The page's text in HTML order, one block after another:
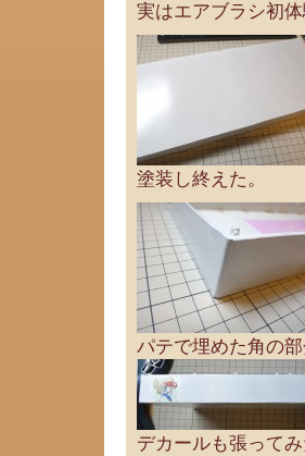
実はエアブラシ初体
塗装し終えた。
パテで埋めた角の
デカールも張ってみ